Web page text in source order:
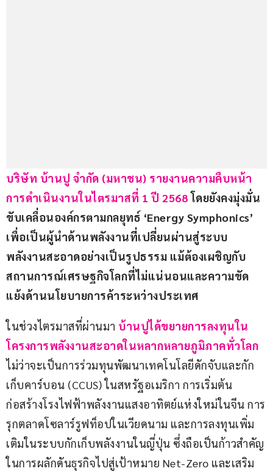
บริษัท บ้านปู จำกัด (มหาชน) รายงานความคืบหน้า
การดำเนินงานในไตรมาสที่ 1 ปี 2568 โดยยังคงมุ่งมั่น
ขับเคลื่อนองค์กรตามกลยุทธ์ ‘Energy Symphonics’
เพื่อเป็นผู้นำด้านพลังงานที่เปลี่ยนผ่านสู่ระบบ
พลังงานสะอาดอย่างเป็นรูปธรรม แม้ต้องเผชิญกับ
สถานการณ์เศรษฐกิจโลกที่ไม่แน่นอนและความขัด
แย้งด้านนโยบายการค้าระหว่างประเทศ
ในช่วงไตรมาสที่ผ่านมา บ้านปูได้ขยายการลงทุนใน
โครงการพลังงานสะอาดในหลากหลายภูมิภาคทั่วโลก
ไม่ว่าจะเป็นการร่วมทุนพัฒนาเทคโนโลยีดักจับและกัก
เก็บคาร์บอน (CCUS) ในสหรัฐอเมริกา การเริ่มต้น
ก่อสร้างโรงไฟฟ้าพลังงานแสงอาทิตย์แห่งใหม่ในจีน การ
รุกตลาดโซลาร์รูฟท็อปในเวียดนาม และการลงทุนเพิ่ม
เติมในระบบกักเก็บพลังงานในญี่ปุ่น ซึ่งถือเป็นก้าวสำคัญ
ในการผลักดันธุรกิจไปสู่เป้าหมาย Net-Zero และเสริม